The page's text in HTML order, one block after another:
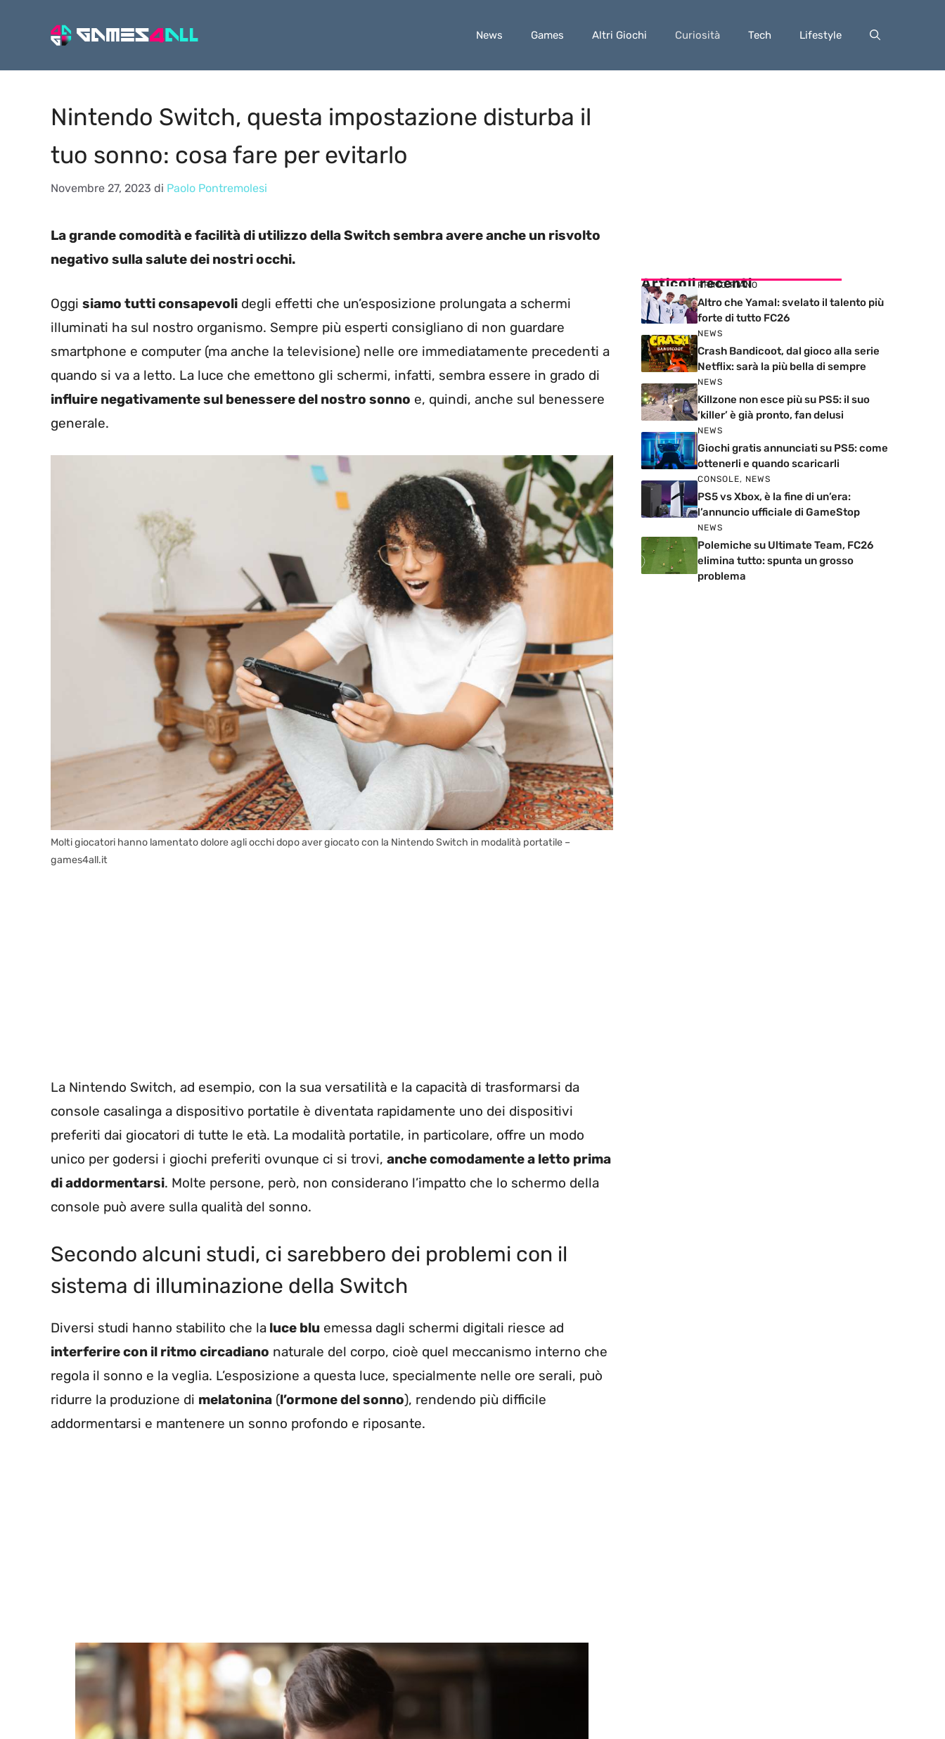
News Games Altri Giochi Curiosità Tech Lifestyle
Nintendo Switch, questa impostazione disturba il
tuo sonno: cosa fare per evitarlo
Novembre 27, 2023 di Paolo Pontremolesi
La grande comodità e facilità di utilizzo della Switch sembra avere anche un risvolto
negativo sulla salute dei nostri occhi.
Oggi siamo tutti consapevoli degli effetti che un’esposizione prolungata a schermi
illuminati ha sul nostro organismo. Sempre più esperti consigliano di non guardare
smartphone e computer (ma anche la televisione) nelle ore immediatamente precedenti a
quando si va a letto. La luce che emettono gli schermi, infatti, sembra essere in grado di
influire negativamente sul benessere del nostro sonno e, quindi, anche sul benessere
generale.
Molti giocatori hanno lamentato dolore agli occhi dopo aver giocato con la Nintendo Switch in modalità portatile –
games4all.it
La Nintendo Switch, ad esempio, con la sua versatilità e la capacità di trasformarsi da
console casalinga a dispositivo portatile è diventata rapidamente uno dei dispositivi
preferiti dai giocatori di tutte le età. La modalità portatile, in particolare, offre un modo
unico per godersi i giochi preferiti ovunque ci si trovi, anche comodamente a letto prima
di addormentarsi. Molte persone, però, non considerano l’impatto che lo schermo della
console può avere sulla qualità del sonno.
Secondo alcuni studi, ci sarebbero dei problemi con il
sistema di illuminazione della Switch
Diversi studi hanno stabilito che la luce blu emessa dagli schermi digitali riesce ad
interferire con il ritmo circadiano naturale del corpo, cioè quel meccanismo interno che
regola il sonno e la veglia. L’esposizione a questa luce, specialmente nelle ore serali, può
ridurre la produzione di melatonina (l’ormone del sonno), rendendo più difficile
addormentarsi e mantenere un sonno profondo e riposante.
Articoli recenti
PRIMO PIANO
Altro che Yamal: svelato il talento più
forte di tutto FC26
NEWS
Crash Bandicoot, dal gioco alla serie
Netflix: sarà la più bella di sempre
NEWS
Killzone non esce più su PS5: il suo
‘killer’ è già pronto, fan delusi
NEWS
Giochi gratis annunciati su PS5: come
ottenerli e quando scaricarli
CONSOLE, NEWS
PS5 vs Xbox, è la fine di un’era:
l’annuncio ufficiale di GameStop
NEWS
Polemiche su Ultimate Team, FC26
elimina tutto: spunta un grosso
problema